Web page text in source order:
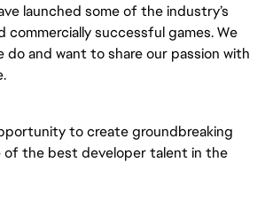
launched some of the industry’s
commercially successful games. We
do and want to share our passion with
to create groundbreaking
of the best developer talent in the